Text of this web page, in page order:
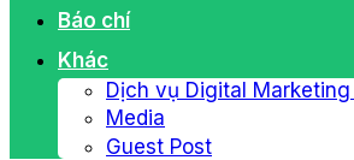
Báo chí
Khác
Dịch vụ Digital
Media
Guest Post